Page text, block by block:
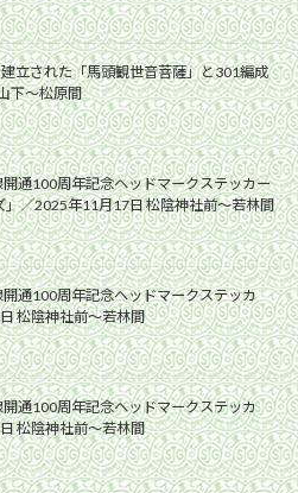
立された「馬頭観世音菩薩」と301編成
下〜松原間
通100周年記念ヘッドマークステッカー
」／2025年11月17日 松陰神社前〜若林間
通100周年記念ヘッドマークステッカ
松陰神社前〜若林間
通100周年記念ヘッドマークステッカ
松陰神社前〜若林間